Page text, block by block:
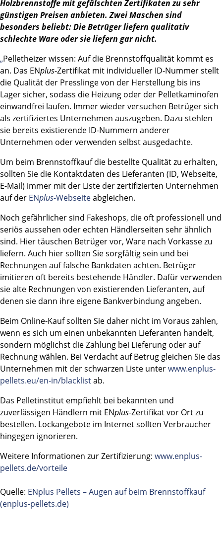
Holzbrennstoffe mit gefälschten Zertifikaten zu sehr
günstigen Preisen anbieten. Zwei Maschen sind
besonders beliebt: Die Betrüger liefern qualitativ
schlechte Ware oder sie liefern gar nicht.
„Pelletheizer wissen: Auf die Brennstoffqualität kommt es
an. Das ENplus-Zertifikat mit individueller ID-Nummer stellt
die Qualität der Presslinge von der Herstellung bis ins
Lager sicher, sodass die Heizung oder der Pelletkaminofen
einwandfrei laufen. Immer wieder versuchen Betrüger sich
als zertifiziertes Unternehmen auszugeben. Dazu stehlen
sie bereits existierende ID-Nummern anderer
Unternehmen oder verwenden selbst ausgedachte.
Um beim Brennstoffkauf die bestellte Qualität zu erhalten,
sollten Sie die Kontaktdaten des Lieferanten (ID, Webseite,
E-Mail) immer mit der Liste der zertifizierten Unternehmen
auf der ENplus-Webseiteabgleichen.
Noch gefährlicher sind Fakeshops, die oft professionell und
seriös aussehen oder echten Händlerseiten sehr ähnlich
sind. Hier täuschen Betrüger vor, Ware nach Vorkasse zu
liefern. Auch hier sollten Sie sorgfältig sein und bei
Rechnungen auf falsche Bankdaten achten. Betrüger
imitieren oft bereits bestehende Händler. Dafür verwenden
sie alte Rechnungen von existierenden Lieferanten, auf
denen sie dann ihre eigene Bankverbindung angeben.
Beim Online-Kauf sollten Sie daher nicht im Voraus zahlen,
wenn es sich um einen unbekannten Lieferanten handelt,
sondern möglichst die Zahlung bei Lieferung oder auf
Rechnung wählen. Bei Verdacht auf Betrug gleichen Sie das
Unternehmen mit der schwarzen Liste unterwww.enplus-
pellets.eu/en-in/blacklistab.
Das Pelletinstitut empfiehlt bei bekannten und
zuverlässigen Händlern mit ENplus-Zertifikat vor Ort zu
bestellen. Lockangebote im Internet sollten Verbraucher
hingegen ignorieren.
Weitere Informationen zur Zertifizierung: www.enplus-
pellets.de/vorteile
Quelle: ENplus Pellets – Augen auf beim Brennstoffkauf
(enplus-pellets.de)